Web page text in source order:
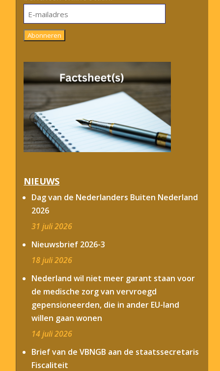
E-
mailadres
Abonneren
NIEUWS
Dag van de Nederlanders Buiten Nederland
2026
31 juli 2026
Nieuwsbrief 2026-3
18 juli 2026
Nederland wil niet meer garant staan voor
de medische zorg van vervroegd
gepensioneerden, die in ander EU-land
willen gaan wonen
14 juli 2026
Brief van de VBNGB aan de staatssecretaris
Fiscaliteit